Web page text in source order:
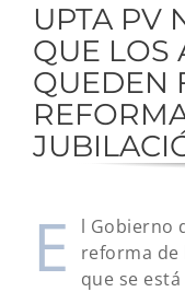
UPTA PV
QUE LOS
QUEDEN
E
l Gobierno
reforma de
que se